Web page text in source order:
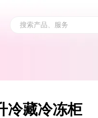
搜索产品、服务
冷藏冷冻柜